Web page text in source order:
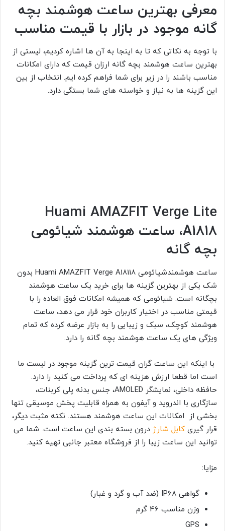
معرفی بهترین ساعت هوشمند بچه
گانه موجود در بازار با قیمت مناسب
با توجه به نکاتی که تا به اینجا به آن ها اشاره کردیم، لیستی از
بهترین ساعت هوشمند بچه گانه ارزان قیمت که دارای امکانات
مناسب باشند را در زیر برای شما فراهم کرده ایم. انتخاب از بین
این گزینه ها به نیاز و خواسته های شما بستگی دارد.
Huami AMAZFIT Verge Lite
A1818، ساعت هوشمند شیائومی
بچه گانه
ساعت هوشمندشیائومی Huami AMAZFIT Verge A18118 بدون
شک یکی از بهترین گزینه ها برای خرید یک ساعت هوشمند
بچگانه است. شیائومی که همیشه امکانات فوق العاده را با
قیمتی مناسب در اختیار کاربران خود قرار می دهد، ساعت
هوشمند کوچک، سبک و زیبایی را به بازار عرضه کرده که تمام
ویژگی های یک ساعت هوشمند بچه گانه را دارد.
با اینکه این ساعت گران قیمت ترین گزینه موجود در لیست ما
است اما قطعا ارزش هزینه ای که پرداخت می کنید را دارد.
حافظه داخلی، نمایشگر AMOLED، جنس بدنه پلی کربنات،
سازگاری با اندروید و آیفون به همراه قابلیت پخش موسیقی تنها
بخشی از امکانات این ساعت هوشمند هستند. نکته مثبت دیگر،
قرار گیری کابل شارژ درون بسته بندی این ساعت است. شما می
توانید این ساعت زیبا را از فروشگاه معتبر جانبی تهیه کنید.
مزایا:
گواهی IP68 (ضد آب و گرد و غبار)
وزن مناسب 46 گرم
GPS